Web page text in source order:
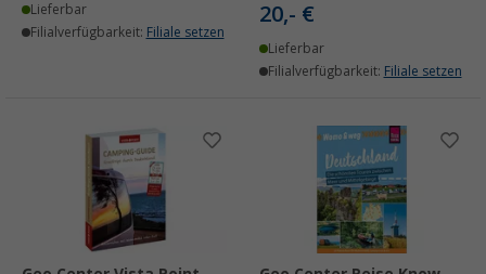
Lieferbar
Filialverfügbarkeit: Filiale setzen
20,- €
Lieferbar
Filialverfügbarkeit: Filiale setzen